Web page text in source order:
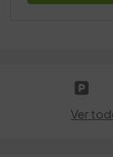
Ver